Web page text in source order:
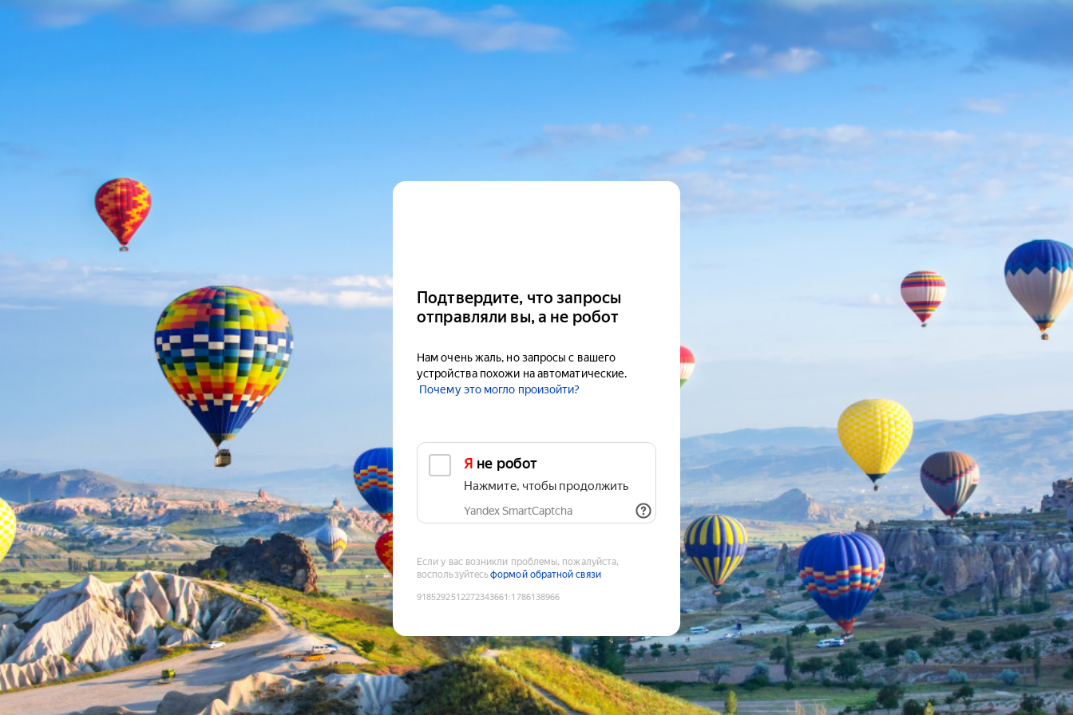
Подтвердите, что запросы
отправляли вы, а не робот
Нам очень жаль, но запросы с вашего
устройства похожи на автоматические.
Почему это могло произойти?
Я не робот
Нажмите, чтобы продолжить
Yandex SmartCaptcha
Если у вас возникли проблемы, пожалуйста,
воспользуйтесьформой обратной связи
9185292512272343661 :1786138966